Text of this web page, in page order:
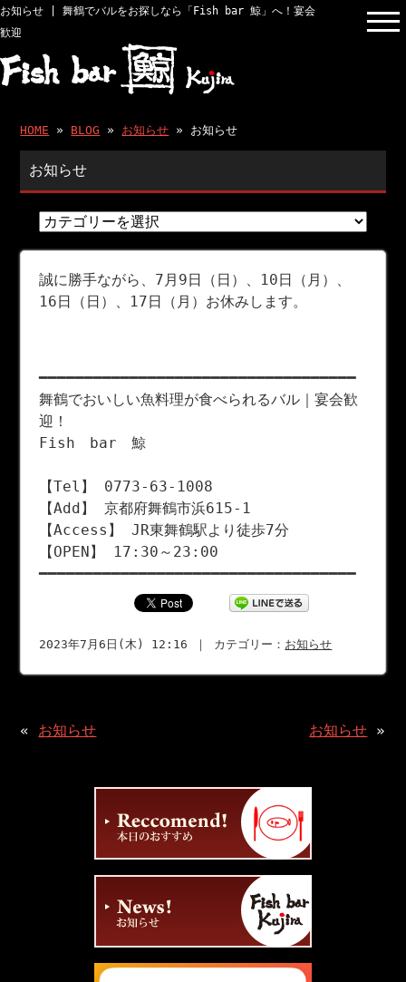
お知らせ | 舞鶴でバルをお探しなら「Fish bar 鯨」へ！宴会
歓迎
HOME » BLOG » お知らせ » お知らせ
お知らせ
誠に勝手ながら、7月9日（日）、10日（月）、
16日（日）、17日（月）お休みします。
━━━━━━━━━━━━━━━━━━━━━━━━━━━━━━━━━━━
舞鶴でおいしい魚料理が食べられるバル｜宴会歓
迎！
Fish bar 鯨
【Tel】 0773-63-1008
【Add】 京都府舞鶴市浜615-1
【Access】 JR東舞鶴駅より徒歩7分
【OPEN】 17:30～23:00
━━━━━━━━━━━━━━━━━━━━━━━━━━━━━━━━━━━
2023年7月6日(木) 12:16 ｜ カテゴリー： お知らせ
« お知らせ お知らせ »